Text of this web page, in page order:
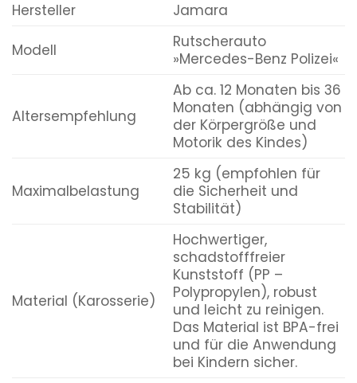
Hersteller
Jamara
Modell
Rutscherauto
»Mercedes-Benz Polizei«
Altersempfehlung
Ab ca. 12 Monaten bis 36
Monaten (abhängig von
der Körpergröße und
Motorik des Kindes)
Maximalbelastung
25 kg (empfohlen für
die Sicherheit und
Stabilität)
Material (Karosserie)
Hochwertiger,
schadstofffreier
Kunststoff (PP –
Polypropylen), robust
und leicht zu reinigen.
Das Material ist BPA-frei
und für die Anwendung
bei Kindern sicher.